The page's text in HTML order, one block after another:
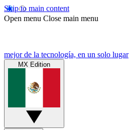
Skip to main content
Open menu Close main menu
mejor de la tecnología, en un solo lugar
MX Edition